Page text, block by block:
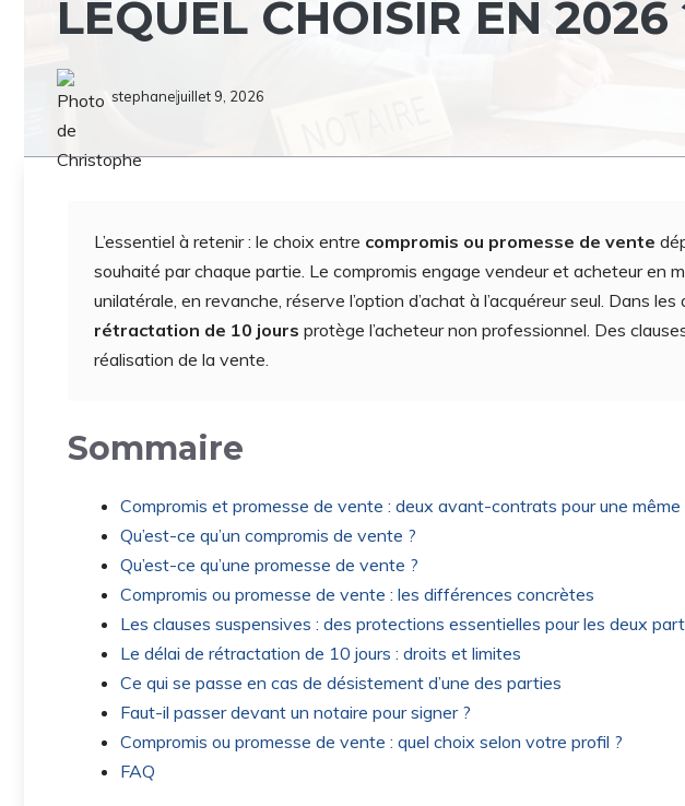
LEQUEL CHOISIR EN 2026
stephanejuillet 9, 2026
L’essentiel à retenir : le choix entre compromis ou promesse de vente
souhaité par chaque partie. Le compromis engage vendeur et acheteur en
unilatérale, en revanche, réserve l’option d’achat à l’acquéreur seul. Dans les
rétractation de 10 jours protège l’acheteur non professionnel. Des
réalisation de la vente.
Sommaire
Compromis et promesse de vente : deux avant-contrats pour une
Qu’est-ce qu’un compromis de vente ?
Qu’est-ce qu’une promesse de vente ?
Compromis ou promesse de vente : les différences concrètes
Les clauses suspensives : des protections essentielles pour les deux
Le délai de rétractation de 10 jours : droits et limites
Ce qui se passe en cas de désistement d’une des parties
Faut-il passer devant un notaire pour signer ?
Compromis ou promesse de vente : quel choix selon votre profil ?
FAQ